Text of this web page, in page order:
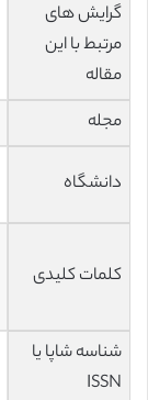
گرایش های
مرتبط با این
مقاله
مجله
دانشگاه
کلمات کلیدی
شناسه شاپا یا
ISSN